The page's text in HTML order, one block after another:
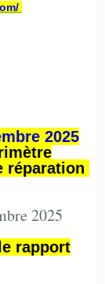
2025
réparation
2025
rapport